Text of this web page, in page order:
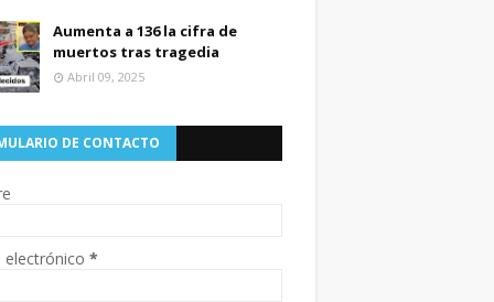
Aumenta a 136 la cifra de
muertos tras tragedia
Abril 09, 2025
DE CONTACTO
electrónico *